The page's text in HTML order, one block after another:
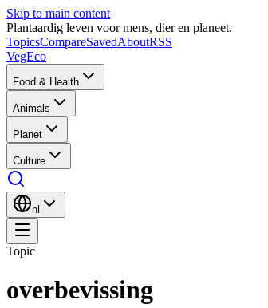
Skip to main content
Plantaardig leven voor mens, dier en planeet.
TopicsCompareSavedAboutRSS
VegEco
Food & Health
Animals
Planet
Culture
nl
Topic
overbevissing